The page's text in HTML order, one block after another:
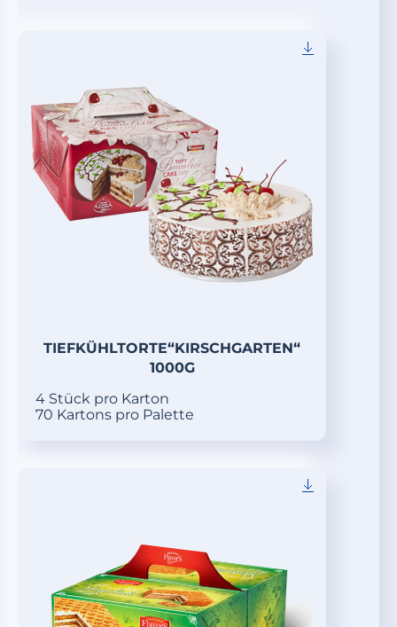
TIEFKÜHLTORTE“KIRSCHGARTEN“
1000G
4 Stück pro Karton
70 Kartons pro Palette